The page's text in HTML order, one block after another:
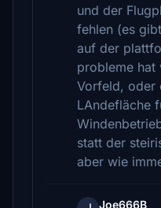
und der
fehlen (es
auf der
probleme hat
Vorfeld, oder
LAndefläche
statt der
aber wie
Joe666B